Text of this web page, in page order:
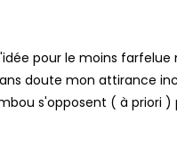
pour le moins farfelue
doute mon attirance
s'opposent ( à priori